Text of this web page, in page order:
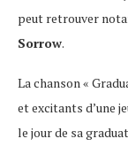
peut retrouver
Sorrow.
La chanson «
et excitants d’une
le jour de sa